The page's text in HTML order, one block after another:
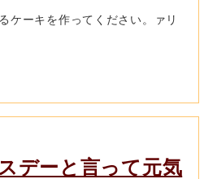
ケーキを作ってください。ァリ
デーと言って元気